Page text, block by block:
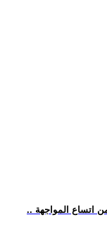
اتساع المواجهة